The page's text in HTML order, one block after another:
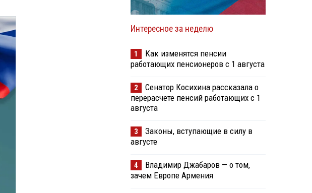
Интересное за неделю
1
Как изменятся пенсии
работающих пенсионеров с 1 августа
2
Сенатор Косихина рассказала о
перерасчете пенсий работающих с 1
августа
3
Законы, вступающие в силу в
августе
4
Владимир Джабаров — о том,
зачем Европе Армения